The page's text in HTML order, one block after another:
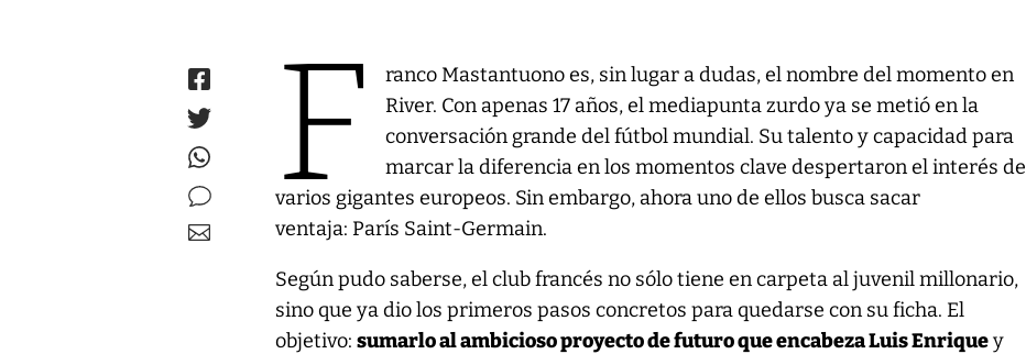
F
ranco Mastantuono es, sin lugar a dudas, el nombre del momento en
River. Con apenas 17 años, el mediapunta zurdo ya se metió en la
conversación grande del fútbol mundial. Su talento y capacidad para
marcar la diferencia en los momentos clave despertaron el interés de
varios gigantes europeos. Sin embargo, ahora uno de ellos busca sacar
ventaja: París Saint-Germain.
Según pudo saberse, el club francés no sólo tiene en carpeta al juvenil millonario,
sino que ya dio los primeros pasos concretos para quedarse con su ficha. El
objetivo:sumarlo al ambicioso proyecto de futuro que encabeza Luis Enriquey